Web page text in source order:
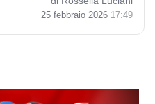
25 febbraio 2026 17:49